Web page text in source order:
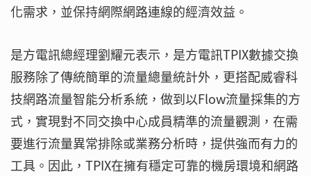
化需求，並保持網際網路連線的經濟效益。
是方電訊總經理劉耀元表示，是方電訊TPIX數據交換
服務除了傳統簡單的流量總量統計外，更搭配威睿科
技網路流量智能分析系統，做到以Flow流量採集的方
式，實現對不同交換中心成員精準的流量觀測，在需
要進行流量異常排除或業務分析時，提供強而有力的
工具。因此，TPIX在擁有穩定可靠的機房環境和網路